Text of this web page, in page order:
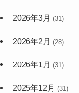
2026年3月 (31)
2026年2月 (28)
2026年1月 (31)
2025年12月 (31)